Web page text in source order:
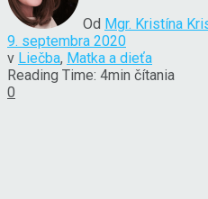
Od Mgr. Kristína
9. septembra 2020
v Liečba, Matka a dieťa
Reading Time: 4min čítania
0